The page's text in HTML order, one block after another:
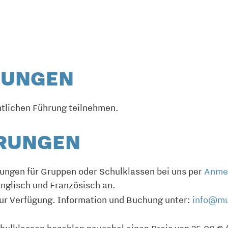
Führung teilnehmen.
für Gruppen oder Schulklassen bei uns per
und Französisch an.
Verfügung. Information und Buchung unter: